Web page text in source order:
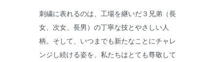
刺繍に表れるのは、工場を継いだ３兄弟（長
女、次女、長男）の丁寧な技とやさしい人
柄。そして、いつまでも新たなことにチャレ
ンジし続ける姿を、私たちはとても尊敬して